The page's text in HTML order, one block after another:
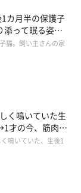
くろいしてあげ
っ！？」とまん
カ月半の保護子
って眠る姿に
猫。飼い主さんの家
く鳴いていた生
才の今、筋肉質
鳴いていた、生後1